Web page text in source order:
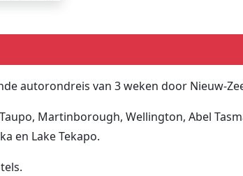
autorondreis van 3 weken door Nieuw-
Martinborough, Wellington, Abel
en Lake Tekapo.